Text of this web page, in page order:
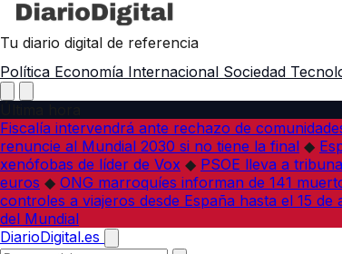
Tu diario digital de referencia
Política Economía Internacional Sociedad
Fiscalía intervendrá ante rechazo de
renuncie al Mundial 2030 si no tiene la final ◆
xenófobas de líder de Vox ◆ PSOE lleva a
euros ◆ ONG marroquíes informan de 141
controles a viajeros desde España hasta el 15 de
del Mundial
DiarioDigital.es